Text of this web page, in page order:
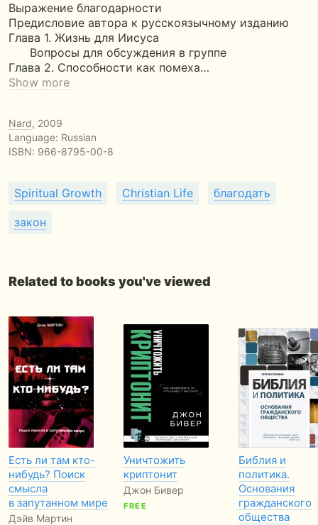
Выражение благодарности
Предисловие автора к русскоязычному изданию
Глава 1. Жизнь для Иисуса
Вопросы для обсуждения в группе
Глава 2. Способности как помеха…
Show more
Nard, 2009
Language: Russian
ISBN: 966-8795-00-8
Spiritual Growth Christian Life благодать
закон
Related to books you've viewed
Есть ли там кто-
нибудь? Поиск
смысла
в запутанном мире
Дэйв Мартин
Уничтожить
криптонит
Джон Бивер
FREE
Библия и
политика.
Основания
гражданского
общества